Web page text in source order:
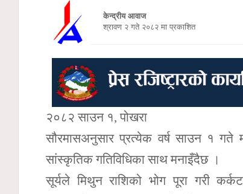
केन्द्रीय आवाज
श्रावण २ गते २०८२ मा प्रकाशित
२०८२ साउन १, पोखरा
सौरमासअनुसार प्रत्येक वर्ष साउन १ गते
सांस्कृतिक गतिविधिका साथ मनाइँदैछ ।
सूर्यले मिथुन राशिको भोग पूरा गरी